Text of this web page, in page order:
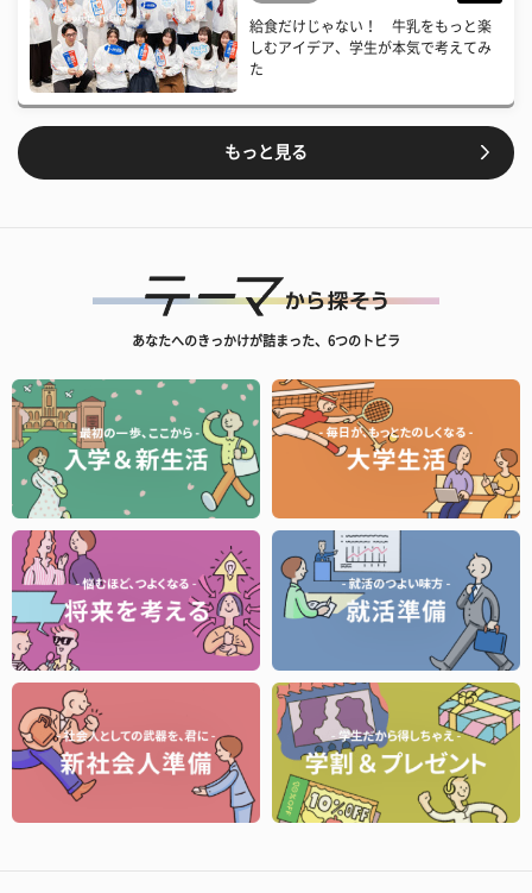
給食だけじゃない！ 牛乳をもっと楽
しむアイデア、学生が本気で考えてみ
た
もっと見る
あなたへのきっかけが詰まった、6つのトビラ